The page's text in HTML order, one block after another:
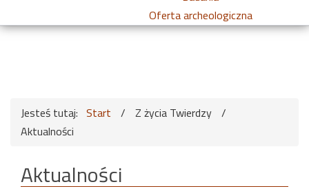
Oferta archeologiczna
Jesteś tutaj: Start / Z życia Twierdzy /
Aktualności
Aktualności